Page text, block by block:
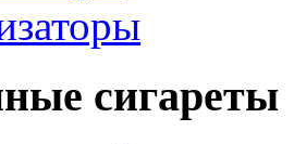
сигареты